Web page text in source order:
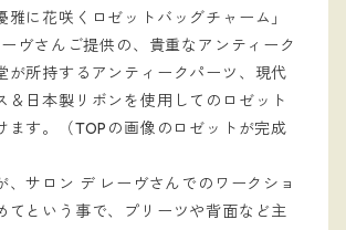
雅に花咲くロゼットバッグチャーム」
ヴさんご提供の、貴重なアンティーク
が所持するアンティークパーツ、現代
＆日本製リボンを使用してのロゼット
ます。（TOPの画像のロゼットが完成
サロン デ レーヴさんでのワークショ
てという事で、プリーツや背面など主